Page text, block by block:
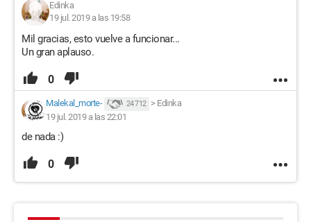
Edinka
19 jul. 2019 a las 19:58
Mil gracias, esto vuelve a funcionar...
Un gran aplauso.
0
Malekal_morte- 24 712 > Edinka
19 jul. 2019 a las 22:01
de nada :)
0